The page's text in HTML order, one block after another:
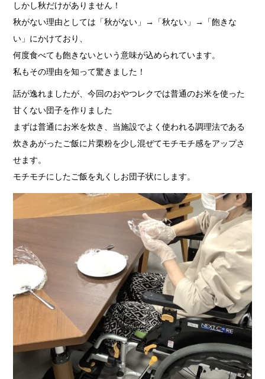
しかし秋だけがありません！
秋がない理由としては「秋がない」→「秋ない」→「飽きな
い」にかけており、
何度食べても飽きないという意味が込められています。
私もその理由を知って驚きました！
話が逸れましたが、今回のおやつレクでは普通のお米を使った
甘くない団子を作りました
まずは普通にお米を炊き、当施設でよく使われる調理法である
炊きあがったご飯に片栗粉を少し混ぜてモチモチ感をアップさ
せます。
モチモチにしたご飯を丸くしお団子状にします。